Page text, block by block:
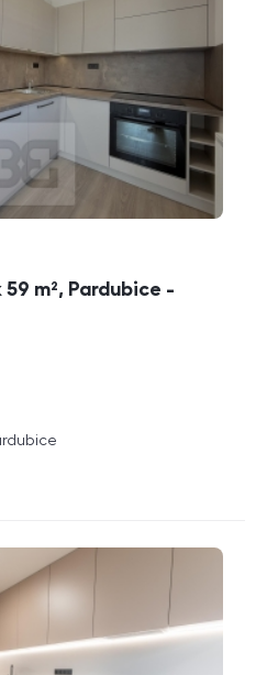
m², Pardubice -